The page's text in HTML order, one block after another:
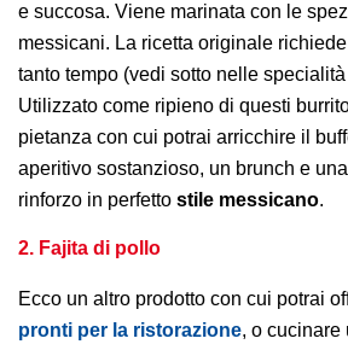
e succosa. Viene marinata con le
messicani. La ricetta originale
tanto tempo (vedi sotto nelle
Utilizzato come ripieno di questi
pietanza con cui potrai arricchire il
aperitivo sostanzioso, un brunch e
rinforzo in perfetto stile messicano.
2. Fajita di pollo
Ecco un altro prodotto con cui potrai
pronti per la ristorazione, o cucinare